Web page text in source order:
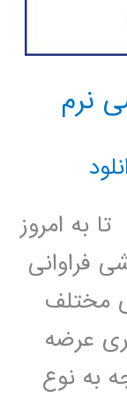
نرم
نرم ­افزار داده کاوی Weka تا به امروز
فراوانی
مختلف
عرضه
به نوع